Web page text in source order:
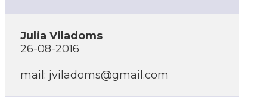
Julia Viladoms
26-08-2016
mail: jviladoms@gmail.com